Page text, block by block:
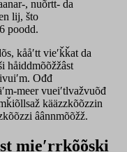
, nuõrtt- da
lij, što
poodd.
kååʹtt vieʹǩǩat da
håiddmõõžžâst
Ođđ
meer vueiʹtlvažvuõđ
kääzzkõõzzin
âânnmõõžž.
mieʹrrkõõski